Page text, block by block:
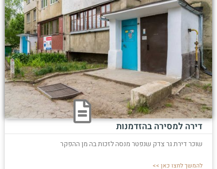
דירה למסירה בהזדמנות
שוכר דירת גר צדק שנפטר מנסה לזכות בה מן ההפקר
להמשך לחצו כאן >>